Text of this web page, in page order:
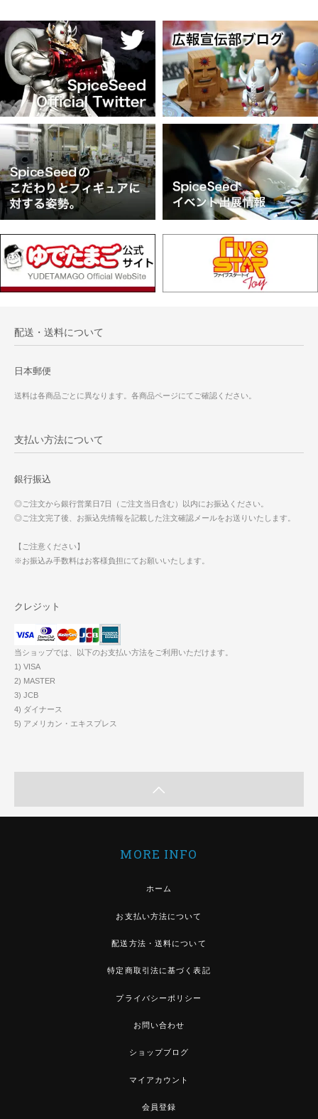
配送・送料について
日本郵便
送料は各商品ごとに異なります。各商品ページにてご確認ください。
支払い方法について
銀行振込
◎ご注文から銀行営業日7日（ご注文当日含む）以内にお振込ください。
◎ご注文完了後、お振込先情報を記載した注文確認メールをお送りいたします。
【ご注意ください】
※お振込み手数料はお客様負担にてお願いいたします。
クレジット
当ショップでは、以下のお支払い方法をご利用いただけます。
1) VISA
2) MASTER
3) JCB
4) ダイナース
5) アメリカン・エキスプレス
MORE INFO
ホーム
お支払い方法について
配送方法・送料について
特定商取引法に基づく表記
プライバシーポリシー
お問い合わせ
ショップブログ
マイアカウント
会員登録